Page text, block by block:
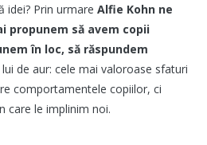
idei? Prin urmare Alfie Kohn ne
propunem să avem copii
în loc, să răspundem
lui de aur: cele mai valoroase sfaturi
comportamentele copiilor, ci
care le implinim noi.